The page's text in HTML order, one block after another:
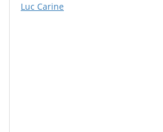
Luc Carine